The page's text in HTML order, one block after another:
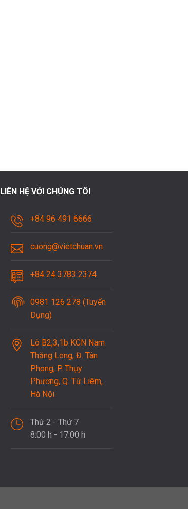
LIÊN HỆ VỚI CHÚNG TÔI
+84 96 491 6666
cuong@vietchuan.vn
+84 24 3783 2374
0981 126 278 (Tuyển
Dụng)
Lô B2,3,1b KCN Nam
Thăng Long, Đ. Tân
Phong, P. Thụy
Phương, Q. Từ Liêm,
Hà Nội
Thứ 2 - Thứ 7
8:00 h - 17:00 h